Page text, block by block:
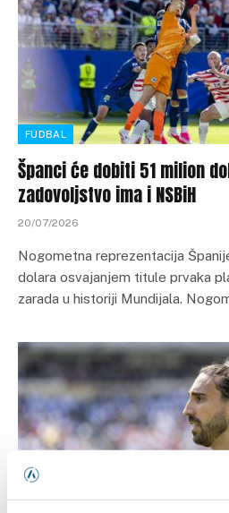
FUDBAL
Španci će dobiti 51 milion
zadovoljstvo ima i NSBiH
20/07/2026
Nogometna reprezentacija
dolara osvajanjem titule prvaka
zarada u historiji Mundijala.